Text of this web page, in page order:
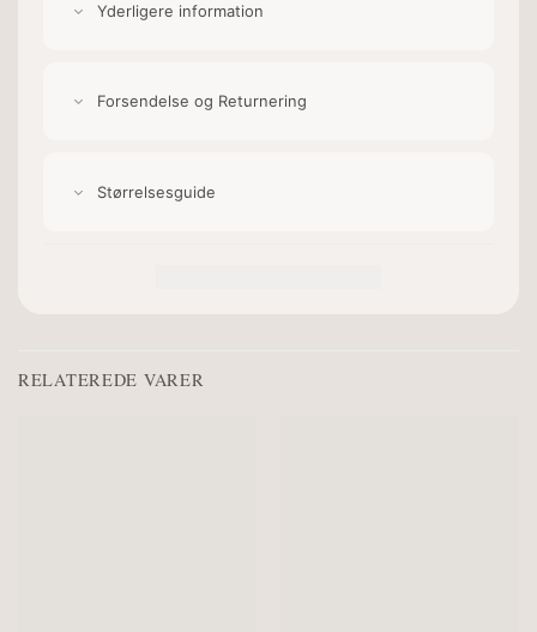
Yderligere information
Forsendelse og Returnering
Størrelsesguide
RELATEREDE VARER